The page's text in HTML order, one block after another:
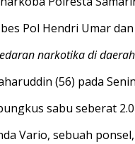
Pol Hendri Umar
narkotika di
(56) pada
sabu seberat
Vario, sebuah